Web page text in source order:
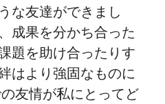
な友達ができまし
成果を分かち合った
題を助け合ったりす
はより強固なものに
友情が私にとってど